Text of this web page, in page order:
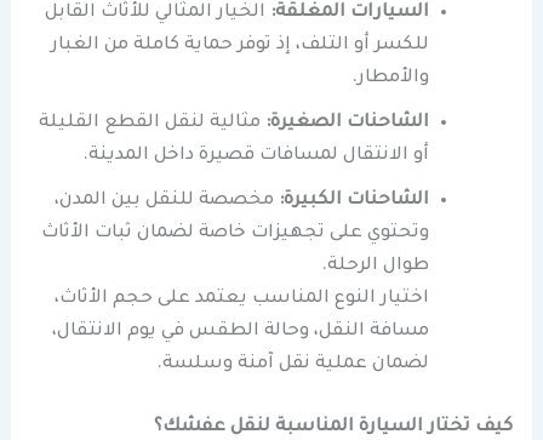
السيارات المغلقة: الخيار المثالي للأثاث القابل
للكسر أو التلف، إذ توفر حماية كاملة من الغبار
والأمطار.
الشاحنات الصغيرة: مثالية لنقل القطع القليلة
أو الانتقال لمسافات قصيرة داخل المدينة.
الشاحنات الكبيرة: مخصصة للنقل بين المدن،
وتحتوي على تجهيزات خاصة لضمان ثبات الأثاث
طوال الرحلة.
اختيار النوع المناسب يعتمد على حجم الأثاث،
مسافة النقل، وحالة الطقس في يوم الانتقال،
لضمان عملية نقل آمنة وسلسة.
كيف تختار السيارة المناسبة لنقل عفشك؟